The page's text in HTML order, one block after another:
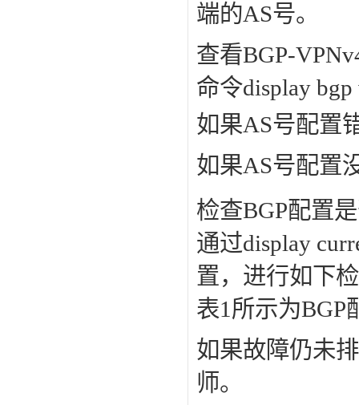
端的AS号。
查看BGP-
命令display
如果AS号配置
如果AS号配置
检查BGP配置
通过display
置，进行如下
表1所示为BGP
如果故障仍未
师。